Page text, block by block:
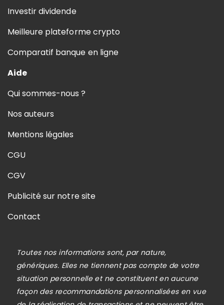
Investir dividende
Meilleure plateforme crypto
Comparatif banque en ligne
Aide
Qui sommes-nous ?
Nos auteurs
Mentions légales
CGU
CGV
Publicité sur notre site
Contact
Toutes nos informations sont, par nature,
génériques. Elles ne tiennent pas compte de votre
situation personnelle et ne constituent en aucune
façon des recommandations personnalisées en vue